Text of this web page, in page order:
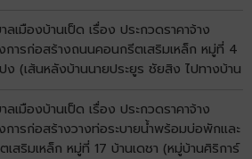
วัดขอนแก่น ด้วยวิธีประกวดราคา
(e-bidding)
ลเมืองบ้านเป็ด เรื่อง ประกวดราคาจ้าง
การก่อสร้างถนนคอนกรีตเสริมเหล็ก หมู่ที่ 4
ง (เส้นหลังบ้านนายประยูร ชัยสิง ไปทางบ้าน
น ด้วยวิธีประกวดราคาอิเล็กทรอนิกส์ (e-
ลเมืองบ้านเป็ด เรื่อง ประกวดราคาจ้าง
การก่อสร้างวางท่อระบายน้ำพร้อมบ่อพักและ
เสริมเหล็ก หมู่ที่ 17 บ้านเดชา (หมู่บ้านศิริการ์